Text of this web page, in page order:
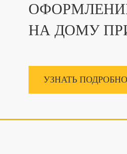
НА ДОМУ
УЗНАТЬ